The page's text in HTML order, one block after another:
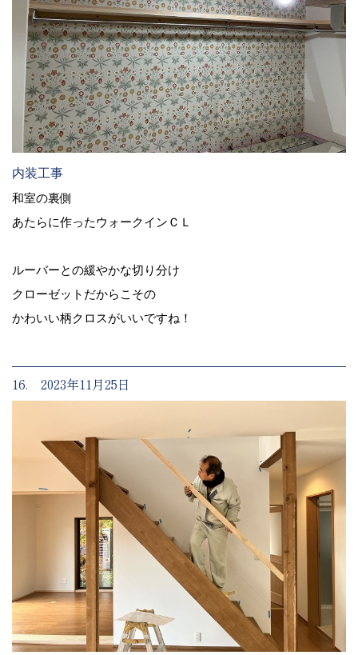
内装工事
和室の裏側
あたらに作ったウォークインＣＬ
ルーバーとの緩やかな切り分け
クローゼットだからこその
かわいい柄クロスがいいですね！
16. 2023年11月25日